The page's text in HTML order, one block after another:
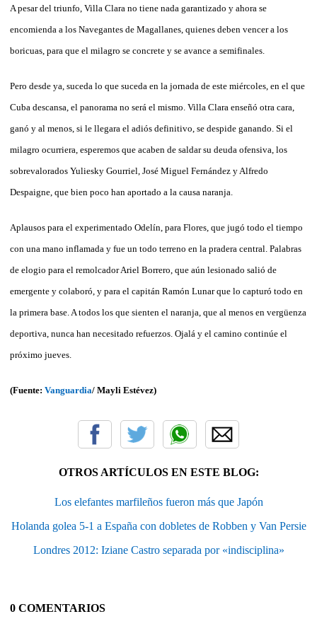
A pesar del triunfo, Villa Clara no tiene nada garantizado y ahora se
encomienda a los Navegantes de Magallanes, quienes deben vencer a los
boricuas, para que el milagro se concrete y se avance a semifinales.
Pero desde ya, suceda lo que suceda en la jornada de este miércoles, en el que
Cuba descansa, el panorama no será el mismo. Villa Clara enseñó otra cara,
ganó y al menos, si le llegara el adiós definitivo, se despide ganando. Si el
milagro ocurriera, esperemos que acaben de saldar su deuda ofensiva, los
sobrevalorados Yuliesky Gourriel, José Miguel Fernández y Alfredo
Despaigne, que bien poco han aportado a la causa naranja.
Aplausos para el experimentado Odelín, para Flores, que jugó todo el tiempo
con una mano inflamada y fue un todo terreno en la pradera central. Palabras
de elogio para el remolcador Ariel Borrero, que aún lesionado salió de
emergente y colaboró, y para el capitán Ramón Lunar que lo capturó todo en
la primera base. A todos los que sienten el naranja, que al menos en vergüenza
deportiva, nunca han necesitado refuerzos. Ojalá y el camino continúe el
próximo jueves.
(Fuente: Vanguardia/ Mayli Estévez)
OTROS ARTÍCULOS EN ESTE BLOG:
Los elefantes marfileños fueron más que Japón
Holanda golea 5-1 a España con dobletes de Robben y Van Persie
Londres 2012: Iziane Castro separada por «indisciplina»
0 COMENTARIOS